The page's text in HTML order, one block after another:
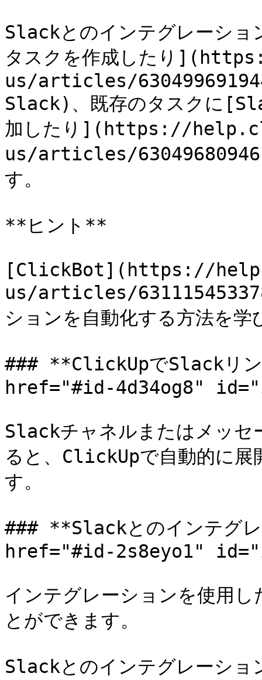
Slackとのインテグレーシ
タスクを作成したり
us/articles/
Slack)、既存のタスクに
加したり](https://
us/articles/
す。
**ヒント**
[ClickBot](https://
us/articles/
ションを自動化する方法を学
### **ClickUpでSlackリ
href="#id-4d34og8"
Slackチャネルまたはメッ
ると、ClickUpで自動的に展
す。
### **Slackとのインテグ
href="#id-2s8eyo1"
インテグレーションを使用
とができます。
Slackとのインテグレーシ